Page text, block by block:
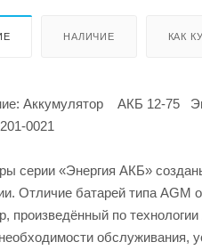
НАЛИЧИЕ КАК
Аккумулятор АКБ 12-75
0021
серии «Энергия АКБ»
Отличие батарей типа AGM
произведённый по
обслуживания,